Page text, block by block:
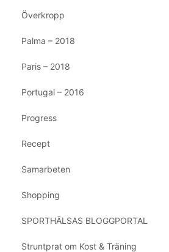
Överkropp
Palma – 2018
Paris – 2018
Portugal – 2016
Progress
Recept
Samarbeten
Shopping
SPORTHÄLSAS BLOGGPORTAL
Struntprat om Kost & Träning